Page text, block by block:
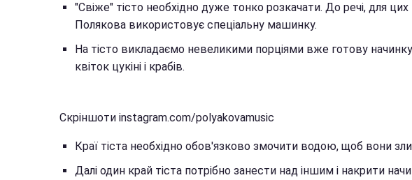
"Свіже" тісто необхідно дуже тонко розкачати. До речі, для цих
Полякова використовує спеціальну машинку.
На тісто викладаємо невеликими порціями вже готову
квіток цукіні і крабів.
Скріншоти instagram.com/polyakovamusic
Краї тіста необхідно обов'язково змочити водою, щоб вони
Далі один край тіста потрібно занести над іншим і накрити